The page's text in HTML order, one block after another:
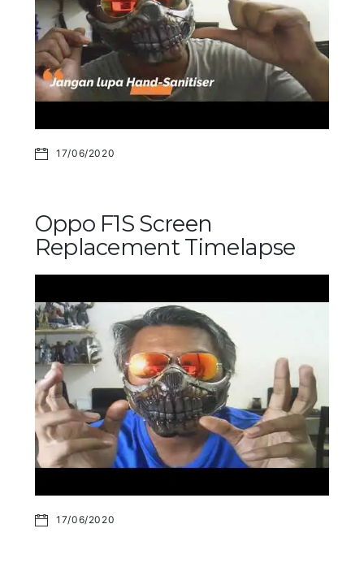
17/06/2020
Oppo F1S Screen
Replacement Timelapse
17/06/2020